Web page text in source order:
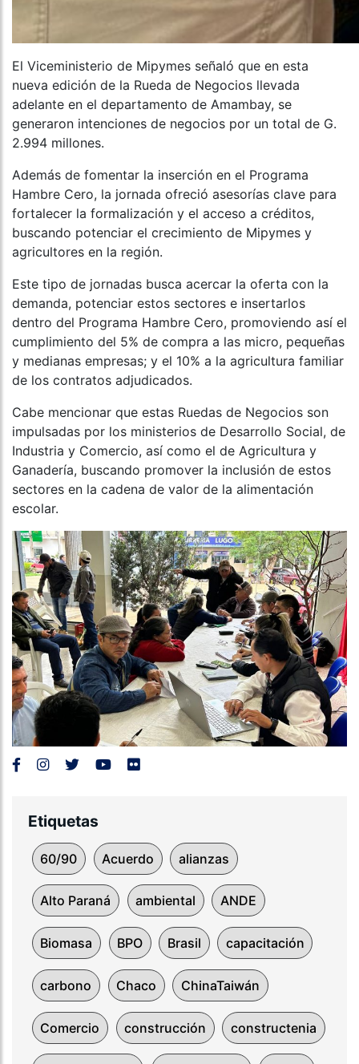
El Viceministerio de Mipymes señaló que en esta
nueva edición de la Rueda de Negocios llevada
adelante en el departamento de Amambay, se
generaron intenciones de negocios por un total de G.
2.994 millones.
Además de fomentar la inserción en el Programa
Hambre Cero, la jornada ofreció asesorías clave para
fortalecer la formalización y el acceso a créditos,
buscando potenciar el crecimiento de Mipymes y
agricultores en la región.
Este tipo de jornadas busca acercar la oferta con la
demanda, potenciar estos sectores e insertarlos
dentro del Programa Hambre Cero, promoviendo así el
cumplimiento del 5% de compra a las micro, pequeñas
y medianas empresas; y el 10% a la agricultura familiar
de los contratos adjudicados.
Cabe mencionar que estas Ruedas de Negocios son
impulsadas por los ministerios de Desarrollo Social, de
Industria y Comercio, así como el de Agricultura y
Ganadería, buscando promover la inclusión de estos
sectores en la cadena de valor de la alimentación
escolar.
Etiquetas
60/90 Acuerdo alianzas
Alto Paraná ambiental ANDE
Biomasa BPO Brasil capacitación
carbono Chaco ChinaTaiwán
Comercio construcción constructenia